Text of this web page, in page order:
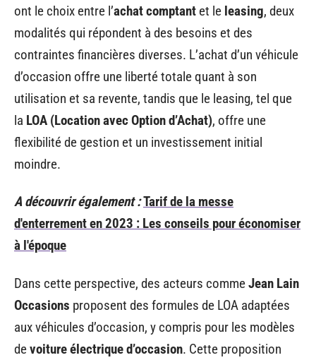
ont le choix entre l’achat comptant et le leasing, deux
modalités qui répondent à des besoins et des
contraintes financières diverses. L’achat d’un véhicule
d’occasion offre une liberté totale quant à son
utilisation et sa revente, tandis que le leasing, tel que
la LOA (Location avec Option d’Achat), offre une
flexibilité de gestion et un investissement initial
moindre.
A découvrir également :Tarif de la messe
d'enterrement en 2023 : Les conseils pour économiser
à l'époque
Dans cette perspective, des acteurs commeJean Lain
Occasions proposent des formules de LOA adaptées
aux véhicules d’occasion, y compris pour les modèles
devoiture électrique d’occasion. Cette proposition